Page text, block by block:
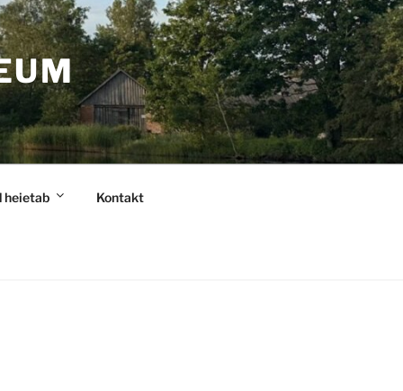
heietab Kontakt